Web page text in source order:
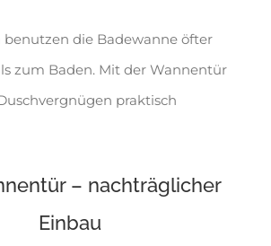
benutzen die Badewanne öfter
zum Baden. Mit der Wannentür
praktisch
– nachträglicher
Einbau